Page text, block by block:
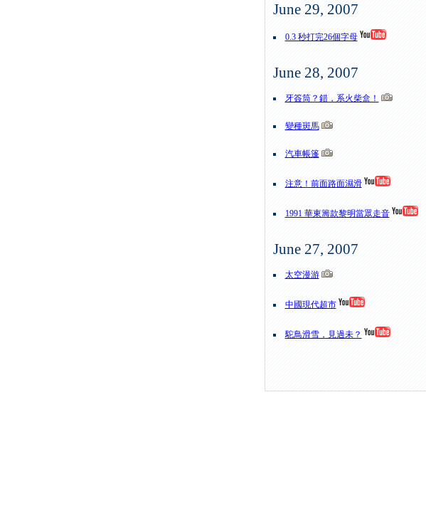
June 29, 2007
0.3 秒打完26個字母
June 28, 2007
牙簽筒？錯，系火柴盒！
變種斑馬
汽車帳篷
注意！前面路面濕滑
1991 華東籌款黎明當眾走音
June 27, 2007
太空漫游
中國現代超市
駝鳥滑雪，見過未？